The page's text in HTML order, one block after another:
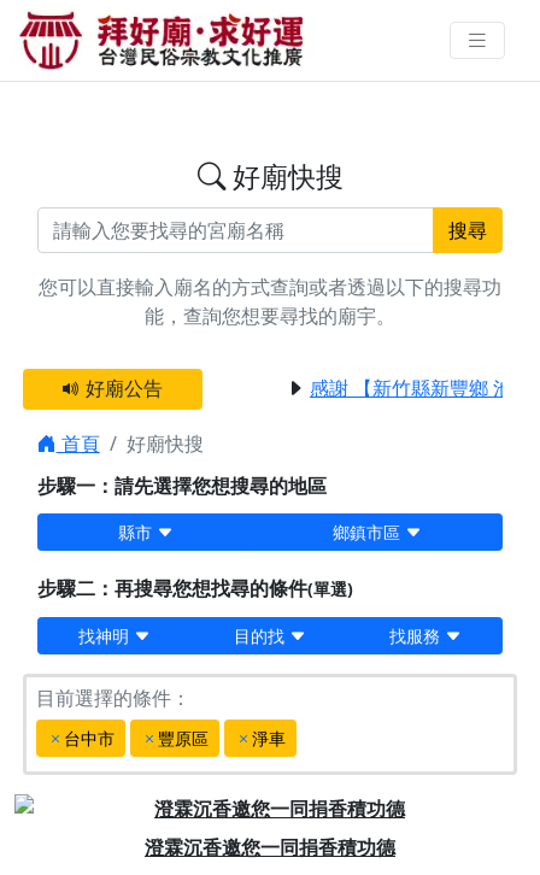
搜尋台中市豐原區淨車廟宇資料 |
拜好廟求好運 找到與您有緣的信仰
好廟快搜
搜尋
您可以直接輸入廟名的方式查詢或者透過以下的搜尋功
能，查詢您想要尋找的廟宇。
好廟公告 感謝 【新竹縣新豐鄉 池和
首頁
好廟快搜
步驟一：請先選擇您想搜尋的地區
縣市 鄉鎮市區
步驟二：再搜尋您想找尋的條件(單選)
找神明 目的找 找服務
目前選擇的條件：
台中市 豐原區 淨車
澄霖沉香邀您一同捐香積功德